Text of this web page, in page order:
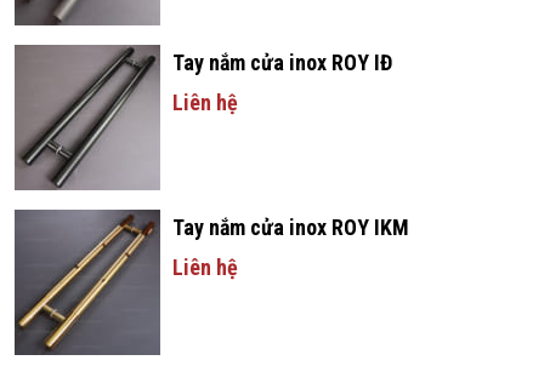
Tay nắm cửa inox ROY IĐ
Liên hệ
Tay nắm cửa inox ROY IKM
Liên hệ